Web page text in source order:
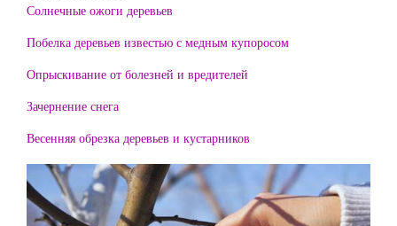
Солнечные ожоги деревьев
Побелка деревьев известью с медным купоросом
Опрыскивание от болезней и вредителей
Зачернение снега
Весенняя обрезка деревьев и кустарников